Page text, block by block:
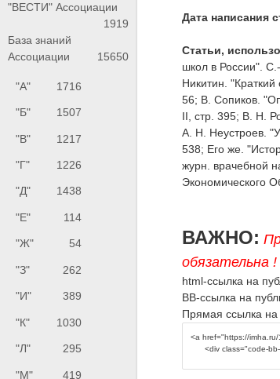
"ВЕСТИ" Ассоциации
1919
База знаний
Ассоциации
15650
"А" 1716
"Б" 1507
"В" 1217
"Г" 1226
"Д" 1438
"Е" 114
"Ж" 54
"З" 262
"И" 389
"К" 1030
"Л" 295
"М" 419
Дата написания
Статьи,
школ в России".
Никитин.
56; B. Сопиков.
II, стр. 395; В. Н.
А. Н. Неустроев.
538; Его же.
журн. врачебной
Экономического
ВАЖНО:
обязательна !
html-ссылка на
BB-ссылка на
Прямая ссылка на